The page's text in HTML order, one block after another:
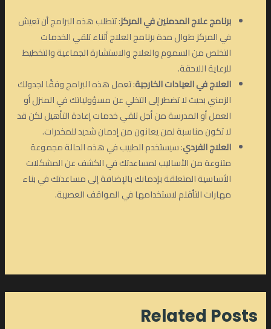
برنامج علاج المدمنين في المركز: تتطلب هذه البرامج أن تعيش
في المركز طوال مدة برنامج العلاج أثناء تلقي الخدمات
التخلص من السموم والعلاج والاستشارة الجماعية والتخطيط
للرعاية اللاحقة.
العلاج في العيادات الخارجية: تعمل هذه البرامج وفقًا لجدولك
الزمني بحيث لا تضطر إلى التخلي عن مسؤولياتك في المنزل أو
العمل أو المدرسة من أجل تلقي خدمات إعادة التأهيل لكن قد
لا تكون مناسبة لمن يعانون من إدمان شديد للمخدرات.
العلاج الفردي: سيستخدم الطبيب في هذه الحالة مجموعة
متنوعة من الأساليب لمساعدتك في الكشف عن المشكلات
الأساسية المتعلقة بإدمانك بالإضافة إلى مساعدتك في بناء
مهارات التأقلم لاستخدامها في المواقف العصيبة.
Related Posts